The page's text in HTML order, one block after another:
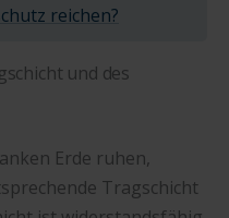
reichen?
und des
Erde ruhen,
Tragschicht